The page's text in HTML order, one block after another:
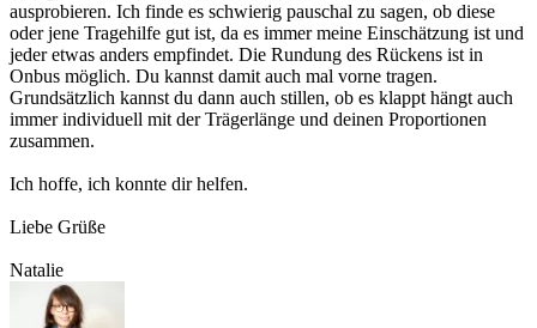
ausprobieren. Ich finde es schwierig pauschal zu sagen, ob diese
oder jene Tragehilfe gut ist, da es immer meine Einschätzung ist und
jeder etwas anders empfindet. Die Rundung des Rückens ist in
Onbus möglich. Du kannst damit auch mal vorne tragen.
Grundsätzlich kannst du dann auch stillen, ob es klappt hängt auch
immer individuell mit der Trägerlänge und deinen Proportionen
zusammen.
Ich hoffe, ich konnte dir helfen.
Liebe Grüße
Natalie